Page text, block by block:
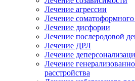
Лечение агрессии
Лечение соматоформного
Лечение дисфории
Лечение послеродовой
Лечение ДРЛ
Лечение
Лечение
расстройства